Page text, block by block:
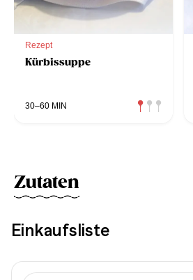
Rezept
Kürbissuppe
30–60 MIN
Zutaten